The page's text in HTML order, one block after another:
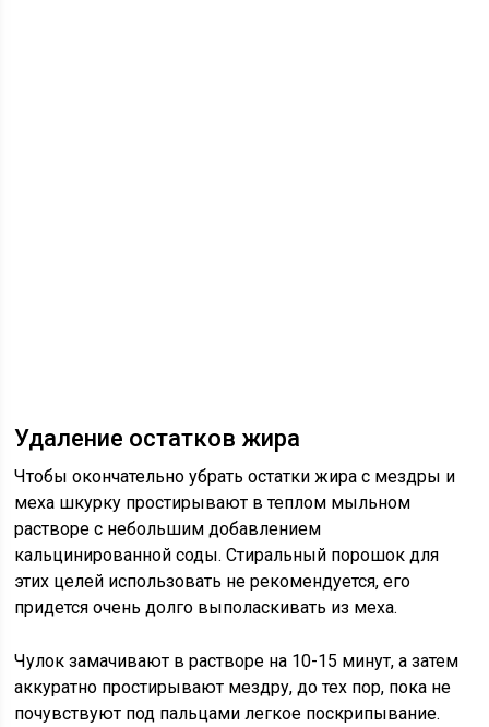
Удаление остатков жира
Чтобы окончательно убрать остатки жира с мездры и
меха шкурку простирывают в теплом мыльном
растворе с небольшим добавлением
кальцинированной соды. Стиральный порошок для
этих целей использовать не рекомендуется, его
придется очень долго выполаскивать из меха.
Чулок замачивают в растворе на 10-15 минут, а затем
аккуратно простирывают мездру, до тех пор, пока не
почувствуют под пальцами легкое поскрипывание.